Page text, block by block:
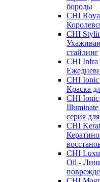
бороды
CHI
CHI
стайлинг
CHI Infra
CHI
Краска
CHI
серия
CHI
CHI
Oil -